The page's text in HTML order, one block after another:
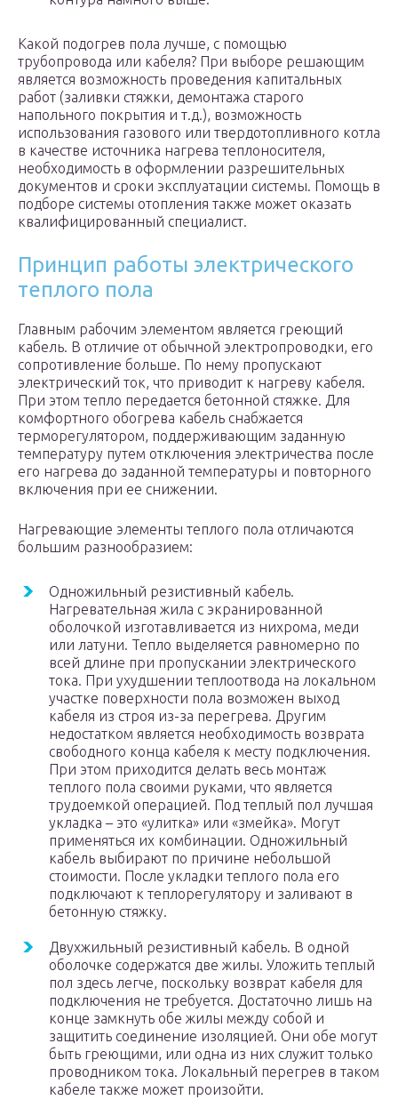
Какой подогрев пола лучше, с помощью
трубопровода или кабеля? При выборе решающим
является возможность проведения капитальных
работ (заливки стяжки, демонтажа старого
напольного покрытия и т.д.), возможность
использования газового или твердотопливного котла
в качестве источника нагрева теплоносителя,
необходимость в оформлении разрешительных
документов и сроки эксплуатации системы. Помощь в
подборе системы отопления также может оказать
квалифицированный специалист.
Принцип работы электрического
теплого пола
Главным рабочим элементом является греющий
кабель. В отличие от обычной электропроводки, его
сопротивление больше. По нему пропускают
электрический ток, что приводит к нагреву кабеля.
При этом тепло передается бетонной стяжке. Для
комфортного обогрева кабель снабжается
терморегулятором, поддерживающим заданную
температуру путем отключения электричества после
его нагрева до заданной температуры и повторного
включения при ее снижении.
Нагревающие элементы теплого пола отличаются
большим разнообразием:
Одножильный резистивный кабель.
Нагревательная жила с экранированной
оболочкой изготавливается из нихрома, меди
или латуни. Тепло выделяется равномерно по
всей длине при пропускании электрического
тока. При ухудшении теплоотвода на локальном
участке поверхности пола возможен выход
кабеля из строя из-за перегрева. Другим
недостатком является необходимость возврата
свободного конца кабеля к месту подключения.
При этом приходится делать весь монтаж
теплого пола своими руками, что является
трудоемкой операцией. Под теплый пол лучшая
укладка – это «улитка» или «змейка». Могут
применяться их комбинации. Одножильный
кабель выбирают по причине небольшой
стоимости. После укладки теплого пола его
подключают к теплорегулятору и заливают в
бетонную стяжку.
Двухжильный резистивный кабель. В одной
оболочке содержатся две жилы. Уложить теплый
пол здесь легче, поскольку возврат кабеля для
подключения не требуется. Достаточно лишь на
конце замкнуть обе жилы между собой и
защитить соединение изоляцией. Они обе могут
быть греющими, или одна из них служит только
проводником тока. Локальный перегрев в таком
кабеле также может произойти.